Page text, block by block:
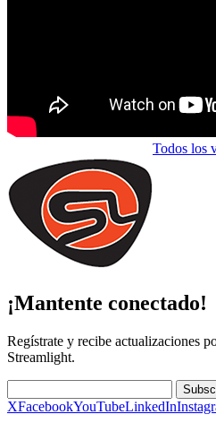
Todos los
¡Mantente conectado!
Regístrate y recibe actualizaciones
Streamlight.
XFacebookYouTubeLinkedIn